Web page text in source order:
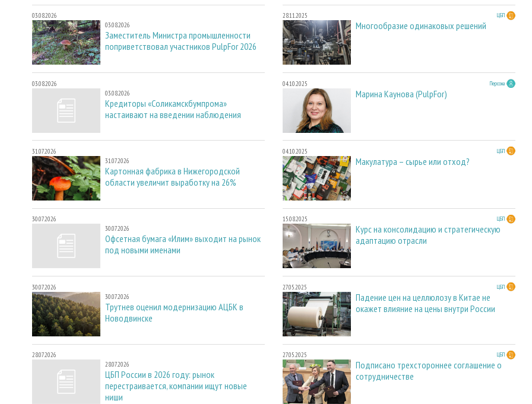
03.08.2026
03.08.2026
Заместитель Министра промышленности
поприветствовал участников PulpFor 2026
03.08.2026
03.08.2026
Кредиторы «Соликамскбумпрома»
настаивают на введении наблюдения
31.07.2026
31.07.2026
Картонная фабрика в Нижегородской
области увеличит выработку на 26%
30.07.2026
30.07.2026
Офсетная бумага «Илим» выходит на рынок
под новыми именами
30.07.2026
30.07.2026
Трутнев оценил модернизацию АЦБК в
Новодвинске
28.07.2026
28.07.2026
ЦБП России в 2026 году: рынок
перестраивается, компании ищут новые
ниши
28.11.2025 ЦБП
Многообразие одинаковых решений
04.10.2025 Персона
Марина Каунова (PulpFor)
04.10.2025 ЦБП
Макулатура – сырье или отход?
15.08.2025 ЦБП
Курс на консолидацию и стратегическую
адаптацию отрасли
27.05.2025 ЦБП
Падение цен на целлюлозу в Китае не
окажет влияние на цены внутри России
27.05.2025 ЦБП
Подписано трехстороннее соглашение о
сотрудничестве